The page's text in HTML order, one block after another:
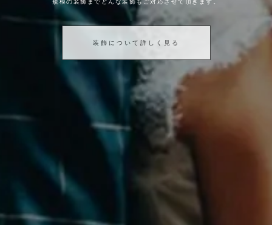
規模の装飾までどんな装飾もご対応させて頂きます。
装飾について詳しく見る